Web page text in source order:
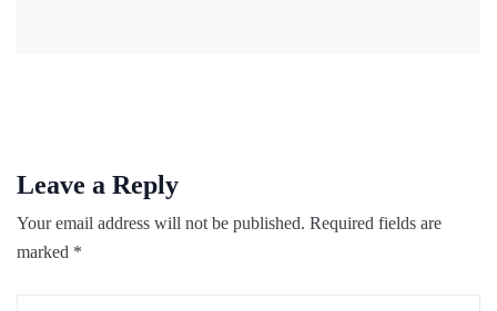
Leave a Reply
Your email address will not be published. Required fields are
marked *